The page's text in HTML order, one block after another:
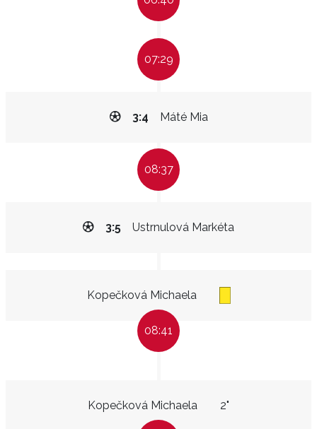
07:29
Máté Mia
3:4
08:37
Ustrnulová Markéta
3:5
Kopečková Michaela
08:41
Kopečková Michaela 2"